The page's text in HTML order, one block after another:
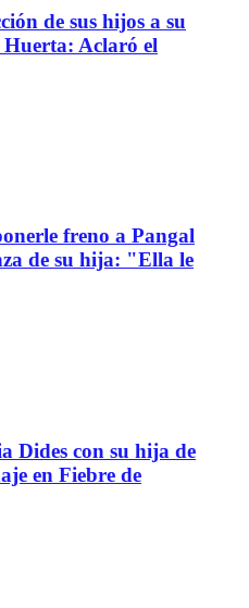
de sus hijos a su
Aclaró el
freno a Pangal
de su hija: "Ella le
Dides con su hija de
en Fiebre de